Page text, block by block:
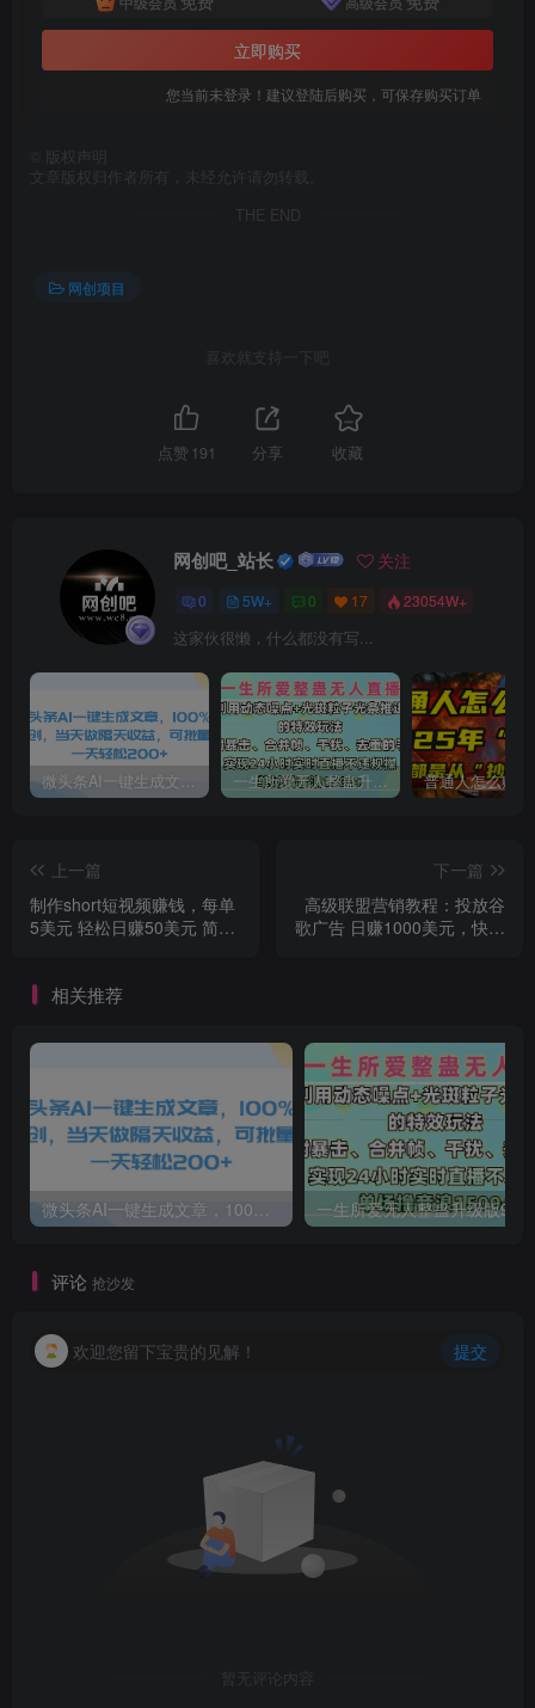
立即购买
您当前未登录！建议登陆后购买，可保存购买订单
版权声明
文章版权归作者所有，未经允许请勿转载。
THE END
网创项目
喜欢就支持一下吧
点赞 191 分享 收藏
网创吧_站长 关注
0 5W+ 0 17 23054W+
这家伙很懒，什么都没有写...
微头条AI一键生成文章，100%过原创，当天做隔天收益，可批量，一天轻松200+ 一生所爱无人整蛊升级版9.0，利用动态噪点+光斑粒子光条推进的特效玩法，内附暴击、合并帧、干扰、去重的手法，实现24小时实时直播不违规操，单场日入1500+，小白也能无脑驾驭
上一篇
制作short短视频赚钱，每单
5美元 轻松日赚50美元 简单
下一篇
高级联盟营销教程：投放谷
歌广告 日赚1000美元，快速
相关推荐
微头条AI一键生成文章，100%过原创，当天做隔天收益，可批量，一天轻松200+
评论 抢沙发
欢迎您留下宝贵的见解！ 提交
暂无评论内容